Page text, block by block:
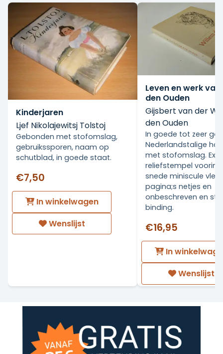
Kinderjaren
Ljef Nikolajewitsj Tolstoj
Gebonden met stofomslag,
gebruikssporen, naam op
schutblad, in goede staat.
€7,50
In winkelwagen
Wenslijst
Leven en werk van
den Ouden
Gijsbert van der
den Ouden
In goede tot zeer
Nederlandstalige
met stofomslag. Ex
reliefstempel voorin.
snede miniscule
pagina;s netjes en
onbeschreven en
binding.
€16,95
In
Wenslijst